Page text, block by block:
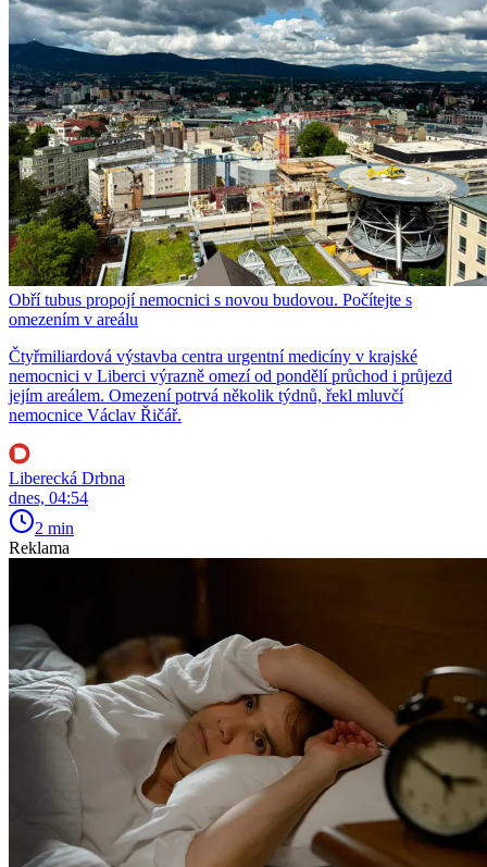
Obří tubus propojí nemocnici s novou budovou. Počítejte s
omezením v areálu
Čtyřmiliardová výstavba centra urgentní medicíny v krajské
nemocnici v Liberci výrazně omezí od pondělí průchod i průjezd
jejím areálem. Omezení potrvá několik týdnů, řekl mluvčí
nemocnice Václav Řičář.
Liberecká Drbna
dnes, 04:54
2 min
Reklama